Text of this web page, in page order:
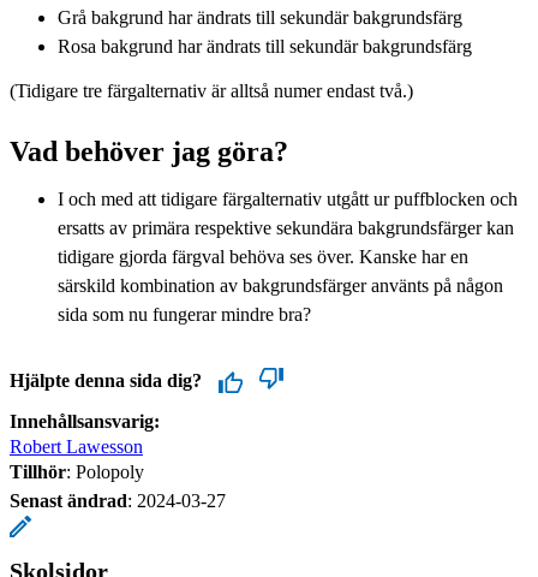
Grå bakgrund har ändrats till sekundär bakgrundsfärg
Rosa bakgrund har ändrats till sekundär bakgrundsfärg
(Tidigare tre färgalternativ är alltså numer endast två.)
Vad behöver jag göra?
I och med att tidigare färgalternativ utgått ur puffblocken och
ersatts av primära respektive sekundära bakgrundsfärger kan
tidigare gjorda färgval behöva ses över. Kanske har en
särskild kombination av bakgrundsfärger använts på någon
sida som nu fungerar mindre bra?
Hjälpte denna sida dig?
Innehållsansvarig:
Robert Lawesson
Tillhör: Polopoly
Senast ändrad: 2024-03-27
Skolsidor